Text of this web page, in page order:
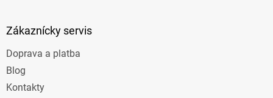
Zákaznícky servis
Doprava a platba
Blog
Kontakty